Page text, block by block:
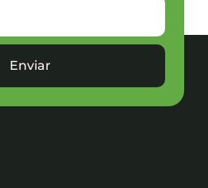
Enviar